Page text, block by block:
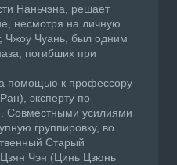
Наньчэна, решает
несмотря на личную
Чжоу Чуань, был одним
погибших при
помощью к профессору
эксперту по
Совместными усилиями
группировку, во
Старый
Чэн (Цинь Цзюнь